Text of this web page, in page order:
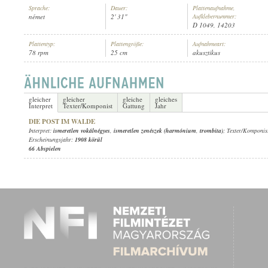
Sprache:
német
Dauer:
2' 31"
Plattenaufnahme,
Aufklebernummer:
D 1049, 14203
Plattentyp:
78 rpm
Plattengröße:
25 cm
Aufnahmeart:
akusztikus
gleicher
Interpret
gleicher
Texter/Komponist
gleiche
Gattung
gleiches
Jahr
DIE POST IM WALDE
Interpret: ismeretlen vokálnégyes, ismeretlen zenészek (harmónium, trombita); Texter/
Erscheinungsjahr: 1908 körül
66 Abspielen